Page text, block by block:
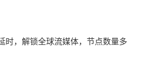
时，解锁全球流媒体，节点数量多